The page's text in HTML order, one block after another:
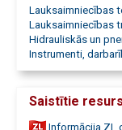
Lauksaimniecības
Lauksaimniecības
Hidrauliskās un
Instrumenti,
Saistītie
Informācija ZL